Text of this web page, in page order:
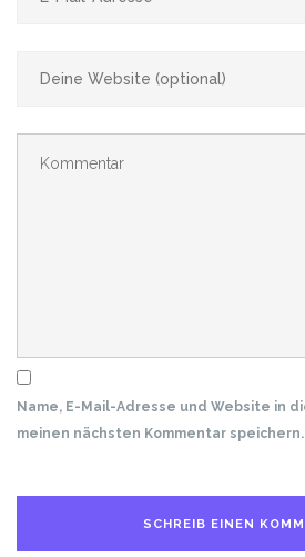
Name, E-Mail-Adresse und Website in
meinen nächsten Kommentar speichern.